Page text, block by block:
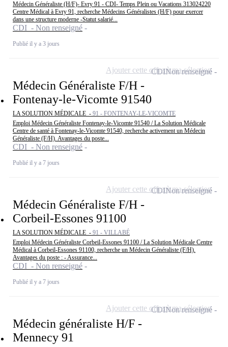
Médecin Généraliste (H/F)- Evry 91 - CDI- Temps Plein ou Vacations 313024220
Centre Médical à Evry 91, recherche Médecins Généralistes (H/F) pour exercer
dans une structure moderne -Statut salarié...
CDI - Non renseigné
Publié il y a 3 jours
Médecin Généraliste F/H -
Fontenay-le-Vicomte 91540
LA SOLUTION MÉDICALE - 91 - FONTENAY-LE-VICOMTE
Emploi Médecin Généraliste Fontenay-le-Vicomte 91540 / La Solution Médicale
Centre de santé à Fontenay-le-Vicomte 91540, recherche activement un Médecin
Généraliste (F/H). Avantages du poste...
CDI - Non renseigné
Publié il y a 7 jours
CDINon renseigné
Ajouter cette offre à ma sélection
Médecin Généraliste F/H -
Corbeil-Essones 91100
LA SOLUTION MÉDICALE - 91 - VILLABÉ
Emploi Médecin Généraliste Corbeil-Essones 91100 / La Solution Médicale Centre
Médical à Corbeil-Essones 91100, recherche un Médecin Généraliste (F/H).
Avantages du poste : - Assurance...
CDI - Non renseigné
Publié il y a 7 jours
CDINon renseigné
Ajouter cette offre à ma sélection
Médecin généraliste H/F -
Mennecy 91
CDINon renseigné
Ajouter cette offre à ma sélection